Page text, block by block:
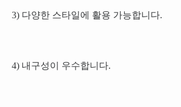
3) 다양한 스타일에 활용 가능합니다.
4) 내구성이 우수합니다.